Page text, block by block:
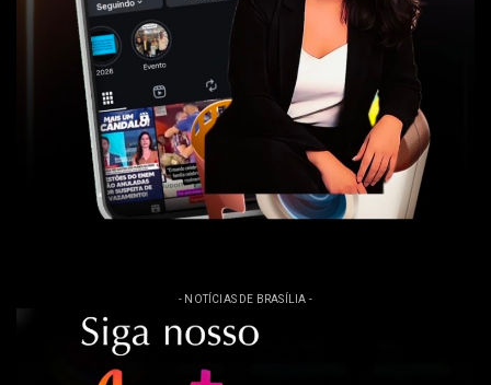
- NOTÍCIAS DE BRASÍLIA -